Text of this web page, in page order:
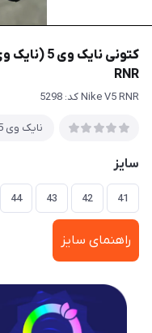
RNR
Nike V5 RNR کد: 5298
نایک وی 5 - Nike V5 RNR
سایز
41
42
43
44
راهنمای سایز